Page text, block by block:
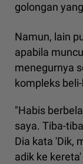
golongan
Namun, lain
apabila
menegurnya
kompleks
"Habis
saya. Tiba-
Dia kata 'Dik,
adik ke kereta'